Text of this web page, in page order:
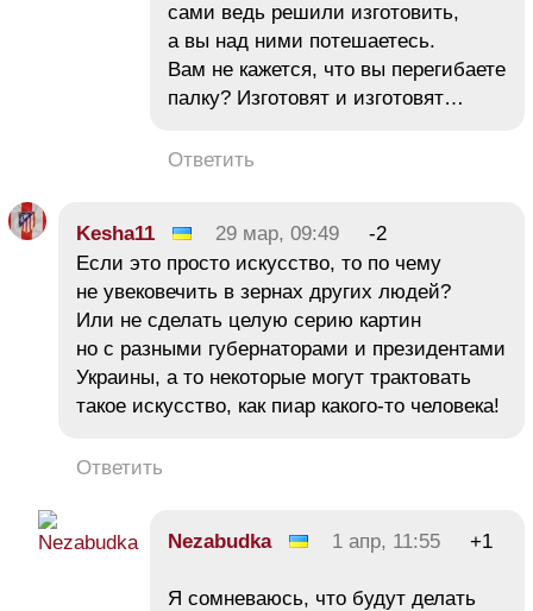
сами ведь решили изготовить,
а вы над ними потешаетесь.
Вам не кажется, что вы перегибаете
палку? Изготовят и изготовят…
Ответить
Kesha11 29 мар, 09:49
-2
Если это просто искусство, то по чему
не увековечить в зернах других людей?
Или не сделать целую серию картин
но с разными губернаторами и президентами
Украины, а то некоторые могут трактовать
такое искусство, как пиар какого-то человека!
Ответить
Nezabudka 1 апр, 11:55 +1
Я сомневаюсь, что будут делать